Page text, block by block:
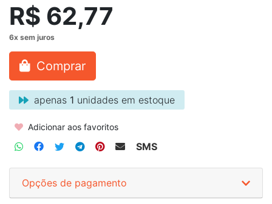
R$ 62,77
Comprar
apenas 1 unidades em estoque
Adicionar aos favoritos
SMS
Opções de pagamento